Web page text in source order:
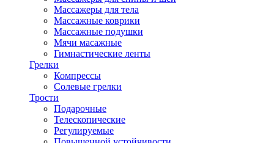
Массажеры для тела
Массажные коврики
Массажные подушки
Мячи масажные
Гимнастические ленты
Грелки
Компрессы
Солевые грелки
Трости
Подарочные
Телескопические
Регулируемые